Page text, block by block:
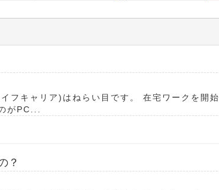
フキャリア)はねらい目です。 在宅ワークを開始
がPC...
？